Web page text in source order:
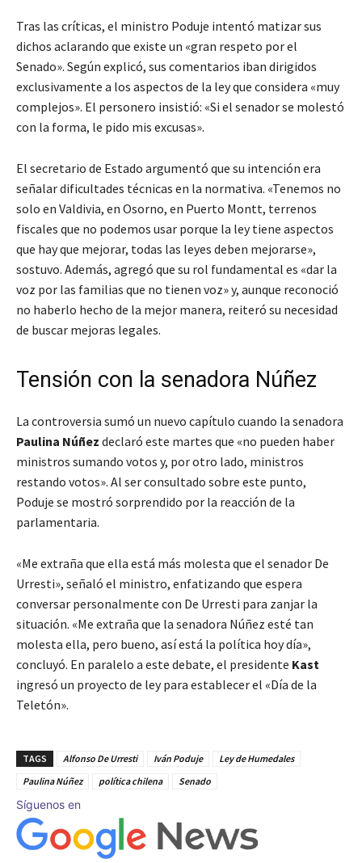
Tras las críticas, el ministro Poduje intentó matizar sus
dichos aclarando que existe un «gran respeto por el
Senado». Según explicó, sus comentarios iban dirigidos
exclusivamente a los aspectos de la ley que considera «muy
complejos». El personero insistió: «Si el senador se molestó
con la forma, le pido mis excusas».
El secretario de Estado argumentó que su intención era
señalar dificultades técnicas en la normativa. «Tenemos no
solo en Valdivia, en Osorno, en Puerto Montt, terrenos
fiscales que no podemos usar porque la ley tiene aspectos
que hay que mejorar, todas las leyes deben mejorarse»,
sostuvo. Además, agregó que su rol fundamental es «dar la
voz por las familias que no tienen voz» y, aunque reconoció
no haberlo hecho de la mejor manera, reiteró su necesidad
de buscar mejoras legales.
Tensión con la senadora Núñez
La controversia sumó un nuevo capítulo cuando la senadora
Paulina Núñez declaró este martes que «no pueden haber
ministros sumando votos y, por otro lado, ministros
restando votos». Al ser consultado sobre este punto,
Poduje se mostró sorprendido por la reacción de la
parlamentaria.
«Me extraña que ella está más molesta que el senador De
Urresti», señaló el ministro, enfatizando que espera
conversar personalmente con De Urresti para zanjar la
situación. «Me extraña que la senadora Núñez esté tan
molesta ella, pero bueno, así está la política hoy día»,
concluyó. En paralelo a este debate, el presidente Kast
ingresó un proyecto de ley para establecer el «Día de la
Teletón».
TAGS Alfonso De Urresti Iván Poduje
Ley de Humedales
Paulina Núñez
política chilena Senado
Síguenos en